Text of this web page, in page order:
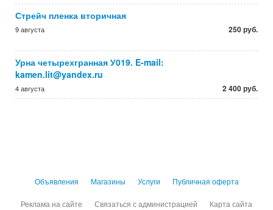
Стрейч пленка вторичная
9 августа 250 руб.
Урна четырехгранная У019. E-mail:
kamen.lit@yandex.ru
4 августа 2 400 руб.
Объявления Магазины Услуги Публичная оферта
Реклама на сайте Связаться с администрацией Карта сайта